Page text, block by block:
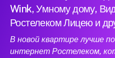
Wink, Умному дому,
Ростелеком Лицею и
В новой квартире лучше
интернет Ростелеком,